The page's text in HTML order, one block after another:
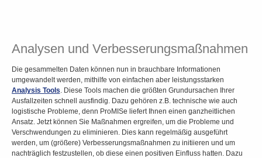
Analysen und Verbesserungsmaßnahmen
Die gesammelten Daten können nun in brauchbare Informationen
umgewandelt werden, mithilfe von einfachen aber leistungsstarken
Analysis Tools. Diese Tools machen die größten Grundursachen Ihrer
Ausfallzeiten schnell ausfindig. Dazu gehören z.B. technische wie auch
logistische Probleme, denn ProMISe liefert Ihnen einen ganzheitlichen
Ansatz. Jetzt können Sie Maßnahmen ergreifen, um die Probleme und
Verschwendungen zu eliminieren. Dies kann regelmäßig ausgeführt
werden, um (größere) Verbesserungsmaßnahmen zu initiieren und um
nachträglich festzustellen, ob diese einen positiven Einfluss hatten. Dazu